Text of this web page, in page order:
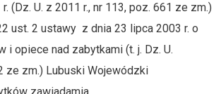
(Dz. U. z 2011 r., nr 113, poz. 661 ze zm.)
ust. 2 ustawy z dnia 23 lipca 2003 r. o
i opiece nad zabytkami (t. j. Dz. U.
ze zm.) Lubuski Wojewódzki